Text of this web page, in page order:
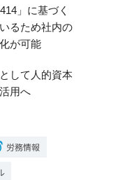
」に基づく
るため社内の
が可能
して人的資本
用へ